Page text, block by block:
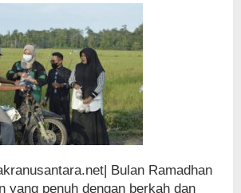
Bulan Ramadhan
yang penuh dengan berkah dan